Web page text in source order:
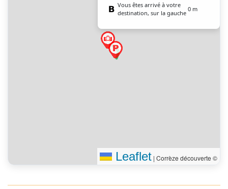
Vous êtes arrivé à votre
destination, sur la gauche
0 m
Leaflet | Corrèze découverte ©